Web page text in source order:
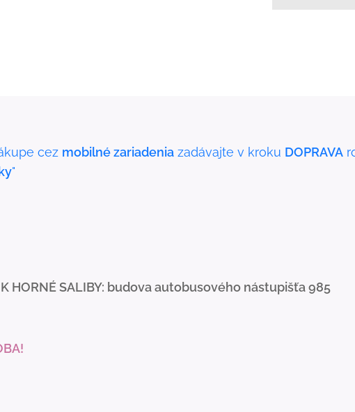
cez mobilné zariadeniazadávajte v kroku DOPRAVA
"
HORNÉ SALIBY: budova autobusového nástupišťa 985